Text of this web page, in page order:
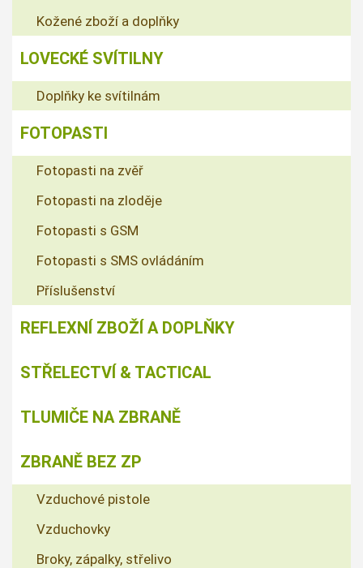
Kožené zboží a doplňky
LOVECKÉ SVÍTILNY
Doplňky ke svítilnám
FOTOPASTI
Fotopasti na zvěř
Fotopasti na zloděje
Fotopasti s GSM
Fotopasti s SMS ovládáním
Příslušenství
REFLEXNÍ ZBOŽÍ A DOPLŇKY
STŘELECTVÍ & TACTICAL
TLUMIČE NA ZBRANĚ
ZBRANĚ BEZ ZP
Vzduchové pistole
Vzduchovky
Broky, zápalky, střelivo